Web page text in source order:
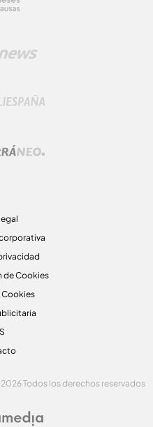
de Cookies
Cookies
Todos los derechos reservados